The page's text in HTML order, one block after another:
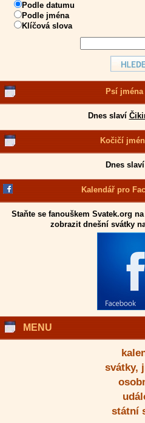
Podle datumu
Podle jména
Klíčová slova
Psí jména
Dnes slaví
Kočičí
Dnes slaví
Kalendář pro
Staňte se fanouškem Svatek.org na
zobrazit dnešní svátky
MENU
svátky,
státní